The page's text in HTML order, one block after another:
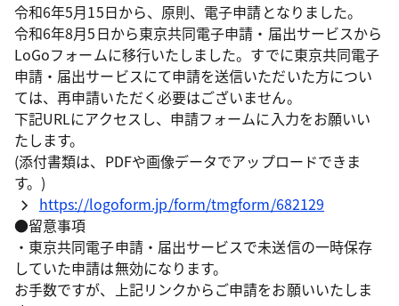
令和6年5月15日から、原則、電子申請となりました。
令和6年8月5日から東京共同電子申請・届出サービスから
LoGoフォームに移行いたしました。すでに東京共同電子
申請・届出サービスにて申請を送信いただいた方につい
ては、再申請いただく必要はございません。
下記URLにアクセスし、申請フォームに入力をお願いい
たします。
(添付書類は、PDFや画像データでアップロードできま
す。)
https://logoform.jp/form/tmgform/682129
●留意事項
・東京共同電子申請・届出サービスで未送信の一時保存
していた申請は無効になります。
お手数ですが、上記リンクからご申請をお願いいたしま